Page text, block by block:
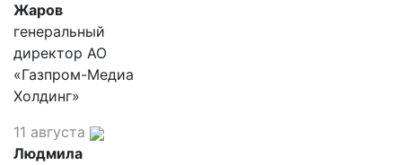
Жаров
генеральный
директор АО
«Газпром-Медиа
Холдинг»
11 августа
Людмила